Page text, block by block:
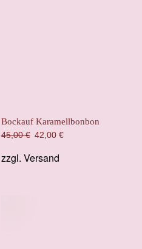
Bockauf Karamellbonbon
45,00€ Ursprünglicher
war:
42,00 €
zzgl. Versand